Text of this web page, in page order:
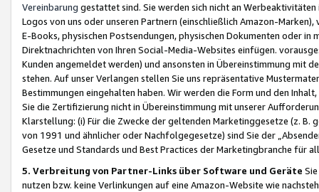
Vereinbarung gestattet sind. Sie werden sich nicht an
Logos von uns oder unseren Partnern (einschließlich Amazon-
E-Books, physischen Postsendungen, physischen Dokumenten oder in
Direktnachrichten von Ihren Social-Media-Websites einfügen.
Kunden angemeldet werden) und ansonsten in Übereinstimmung mit
stehen. Auf unser Verlangen stellen Sie uns repräsentative
Bestimmungen eingehalten haben. Wir werden die Form und den
Sie die Zertifizierung nicht in Übereinstimmung mit unserer
Klarstellung: (i) Für die Zwecke der geltenden Marketinggesetze (z. B.
von 1991 und ähnlicher oder Nachfolgegesetze) sind Sie der
Gesetze und Standards und Best Practices der Marketingbranche für
5. Verbreitung von Partner-Links über Software und Geräte
nutzen bzw. keine Verlinkungen auf eine Amazon-Website wie